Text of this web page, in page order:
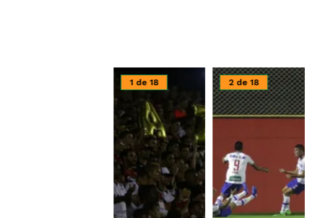
1 de 18 2 de 18